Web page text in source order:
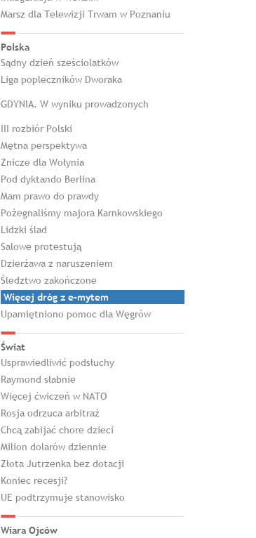
Marsz dla Telewizji Trwam w Poznaniu
Polska
Sądny dzień sześciolatków
Liga popleczników Dworaka
GDYNIA. W wyniku prowadzonych
III rozbiór Polski
Mętna perspektywa
Znicze dla Wołynia
Pod dyktando Berlina
Mam prawo do prawdy
Pożegnaliśmy majora Karnkowskiego
Lidzki ślad
Salowe protestują
Dzierżawa z naruszeniem
Śledztwo zakończone
Więcej dróg z e-mytem
Upamiętniono pomoc dla Węgrów
Świat
Usprawiedliwić podsłuchy
Raymond słabnie
Więcej ćwiczeń w NATO
Rosja odrzuca arbitraż
Chcą zabijać chore dzieci
Milion dolarów dziennie
Złota Jutrzenka bez dotacji
Koniec recesji?
UE podtrzymuje stanowisko
Wiara Ojców